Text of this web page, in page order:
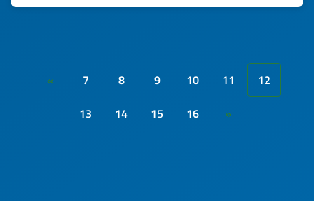
« 7 8 9 10 11
12
13
14 15 16 »